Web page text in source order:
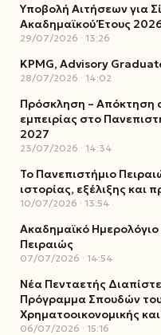
Υποβολή Αιτήσεων για
Ακαδημαϊκού Έτους
29/07/2026 13:26
KPMG, Advisory
28/07/2026 14:02
Πρόσκληση – Απόκτηση
εμπειρίας στο
2027
23/07/2026 14:34
Το Πανεπιστήμιο
ιστορίας, εξέλιξης και
10/07/2026 13:54
Ακαδημαϊκό
Πειραιώς
07/07/2026 14:54
Νέα Πενταετής
Πρόγραμμα Σπουδών
Χρηματοοικονομικής
06/07/2026 15:16